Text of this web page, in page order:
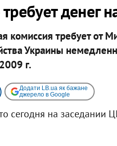
денег
комиссия требует от
Украины
г.
Додати LB.ua як бажане
джерело в Google
сегодня на заседании